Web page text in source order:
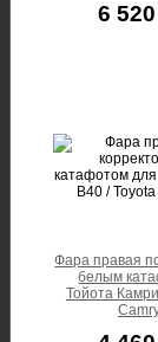
6
Фара правая
белым
Тойота